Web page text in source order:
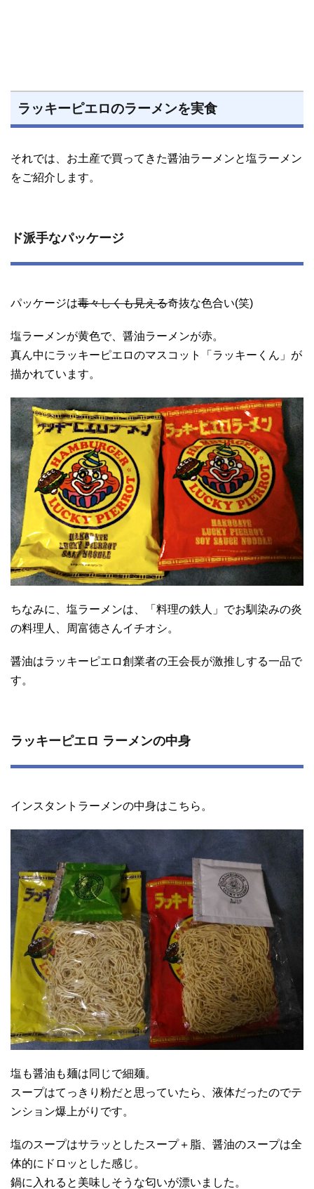
ラッキーピエロのラーメンを実食
それでは、お土産で買ってきた醤油ラーメンと塩ラーメン
をご紹介します。
ド派手なパッケージ
パッケージは毒々しくも見える奇抜な色合い(笑)
塩ラーメンが黄色で、醤油ラーメンが赤。
真ん中にラッキーピエロのマスコット「ラッキーくん」が
描かれています。
ちなみに、塩ラーメンは、「料理の鉄人」でお馴染みの炎
の料理人、周富徳さんイチオシ。
醤油はラッキーピエロ創業者の王会長が激推しする一品で
す。
ラッキーピエロ ラーメンの中身
インスタントラーメンの中身はこちら。
塩も醤油も麺は同じで細麺。
スープはてっきり粉だと思っていたら、液体だったのでテ
ンション爆上がりです。
塩のスープはサラッとしたスープ＋脂、醤油のスープは全
体的にドロッとした感じ。
鍋に入れると美味しそうな匂いが漂いました。